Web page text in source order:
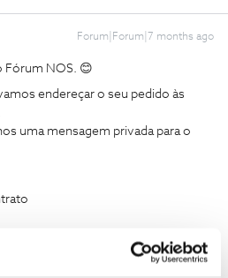
Forum|Forum|7 months ago
Fórum NOS. 😊
endereçar o seu pedido às
uma mensagem privada para o